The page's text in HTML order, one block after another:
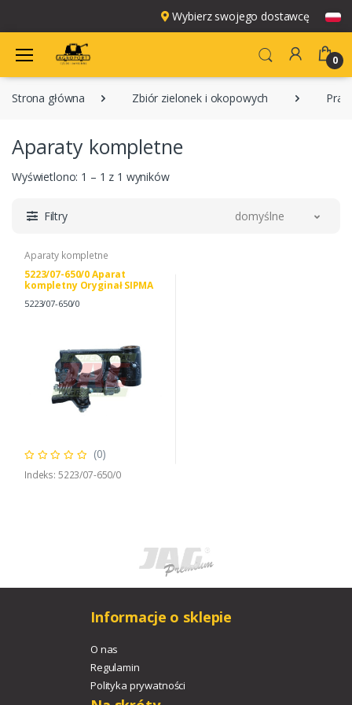
Wybierz swojego dostawcę
0
Strona główna Zbiór zielonek i okopowych
Aparaty kompletne
Wyświetlono: 1 – 1 z 1 wyników
Filtry domyślne
Aparaty kompletne
5223/07-650/0 Aparat
kompletny Oryginał SIPMA
5223/07-650/0
(0)
Indeks: 5223/07-650/0
Informacje o sklepie
O nas
Regulamin
Polityka prywatności